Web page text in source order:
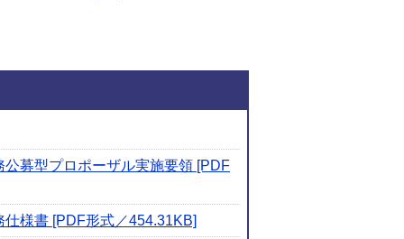
募型プロポーザル実施要領 [PDF
様書 [PDF形式／454.31KB]